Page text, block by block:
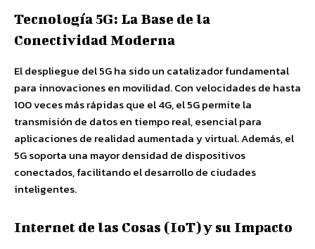
Tecnología 5G: La Base de la
Conectividad Moderna
El despliegue del 5G ha sido un catalizador fundamental
para innovaciones en movilidad. Con velocidades de hasta
100 veces más rápidas que el 4G, el 5G permite la
transmisión de datos en tiempo real, esencial para
aplicaciones de realidad aumentada y virtual. Además, el
5G soporta una mayor densidad de dispositivos
conectados, facilitando el desarrollo de ciudades
inteligentes.
Internet de las Cosas (IoT) y su Impacto